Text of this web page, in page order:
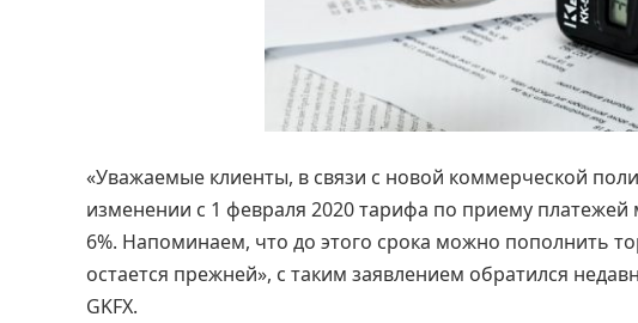
«Уважаемые клиенты, в связи с новой коммерческой
изменении c 1 февраля 2020 тарифа по приему
6%. Напоминаем, что до этого срока можно пополнить
остается прежней», с таким заявлением обратился
GKFX.